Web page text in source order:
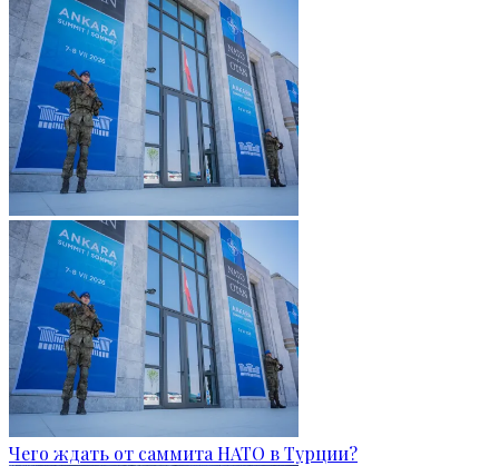
Чего ждать от саммита НАТО в Турции?